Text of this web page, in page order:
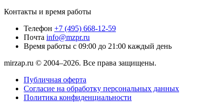
Контакты и время работы
Телефон +7 (495) 668-12-59
Почта info@mzpr.ru
Время работы с 09:00 до 21:00 каждый день
mirzap.ru © 2004–2026. Все права защищены.
Публичная оферта
Согласие на обработку персональных данных
Политика конфиденциальности